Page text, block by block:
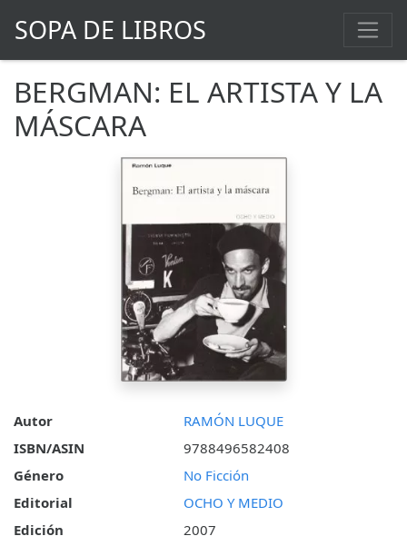
SOPA DE LIBROS
BERGMAN: EL ARTISTA Y LA
MÁSCARA
Autor
RAMÓN LUQUE
ISBN/ASIN
9788496582408
Género
No Ficción
Editorial
OCHO Y MEDIO
Edición
2007